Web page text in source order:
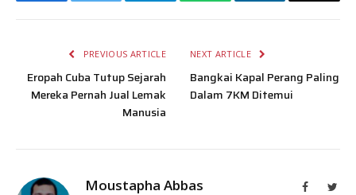
PREVIOUS ARTICLE
Eropah Cuba Tutup Sejarah
Mereka Pernah Jual Lemak
Manusia
NEXT ARTICLE
Bangkai Kapal Perang Paling
Dalam 7KM Ditemui
Moustapha Abbas Facebook